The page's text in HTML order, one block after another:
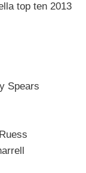
top ten 2013
Spears